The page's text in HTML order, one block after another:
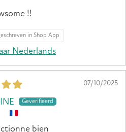
!!
in Shop App
Nederlands
07/10/2025
bien